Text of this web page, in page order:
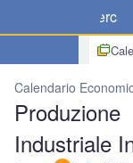
Mercati
Calendario
Produzione
Industriale